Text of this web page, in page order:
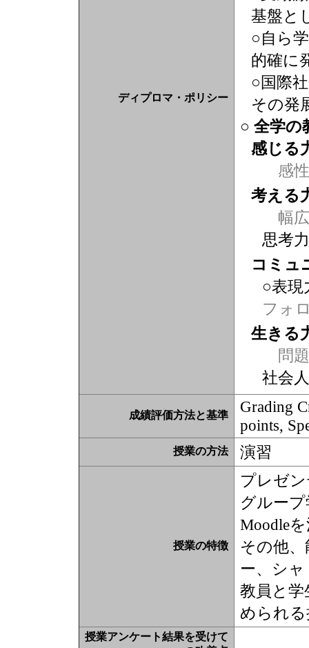
ディプロマ・ポリシー
基盤と
○自ら
的確に
○国際
その発
○ 全学の
感じる
感性
考える
幅
思考力
コミュ
○表現
フォ
生きる
問題
社会
成績評価方法と基準
Grading
points,
授業の方法 演習
授業の特徴
プレゼ
グルー
Moodle
その他
ー、シ
教員と
められ
授業アンケート結果を受けて